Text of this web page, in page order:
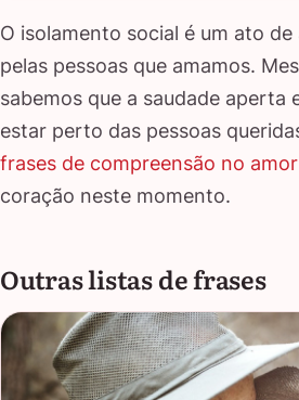
O isolamento social é um ato
pelas pessoas que amamos.
sabemos que a saudade aperta
estar perto das pessoas
frases de compreensão no amor
coração neste momento.
Outras listas de frases